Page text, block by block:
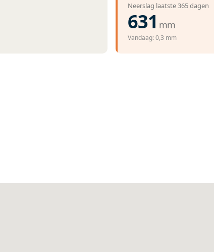
Neerslag laatste 365 dagen
631 mm
Vandaag: 0,3 mm